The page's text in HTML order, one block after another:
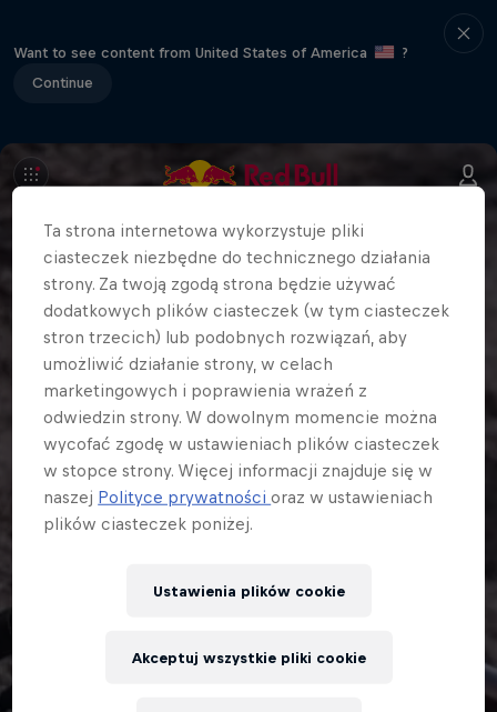
Want to see content from United States of America
?
Continue
Ta strona internetowa wykorzystuje pliki
ciasteczek niezbędne do technicznego działania
strony. Za twoją zgodą strona będzie używać
dodatkowych plików ciasteczek (w tym ciasteczek
stron trzecich) lub podobnych rozwiązań, aby
umożliwić działanie strony, w celach
marketingowych i poprawienia wrażeń z
odwiedzin strony. W dowolnym momencie można
wycofać zgodę w ustawieniach plików ciasteczek
w stopce strony. Więcej informacji znajduje się w
naszej Polityce prywatnościoraz w ustawieniach
plików ciasteczek poniżej.
Ustawienia plików cookie
Akceptuj wszystkie pliki cookie